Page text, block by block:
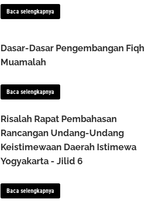
Baca selengkapnya
Dasar-Dasar Pengembangan Fiqh
Muamalah
Baca selengkapnya
Risalah Rapat Pembahasan
Rancangan Undang-Undang
Keistimewaan Daerah Istimewa
Yogyakarta - Jilid 6
Baca selengkapnya